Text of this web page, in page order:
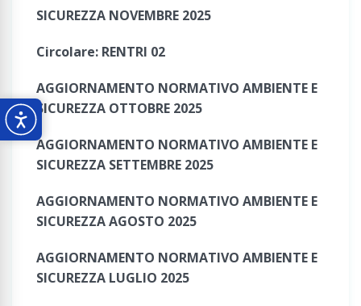
SICUREZZA NOVEMBRE 2025
Circolare: RENTRI 02
AGGIORNAMENTO NORMATIVO AMBIENTE E
SICUREZZA OTTOBRE 2025
AGGIORNAMENTO NORMATIVO AMBIENTE E
SICUREZZA SETTEMBRE 2025
AGGIORNAMENTO NORMATIVO AMBIENTE E
SICUREZZA AGOSTO 2025
AGGIORNAMENTO NORMATIVO AMBIENTE E
SICUREZZA LUGLIO 2025